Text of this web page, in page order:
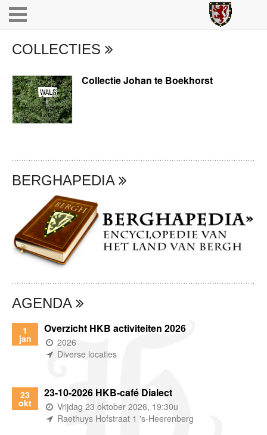
COLLECTIES
Collectie Johan te Boekhorst
BERGHAPEDIA
AGENDA
1
jan
Overzicht HKB activiteiten 2026
(wanneer)
2026
(waar)
Diverse locaties
23
okt
23-10-2026 HKB-café Dialect
(wanneer)
Vrijdag 23 oktober 2026, 19:30u
(waar)
Raethuys Hofstraat 1 's-Heerenberg